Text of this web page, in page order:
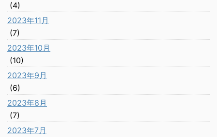
(4)
2023年11月
(7)
2023年10月
(10)
2023年9月
(6)
2023年8月
(7)
2023年7月